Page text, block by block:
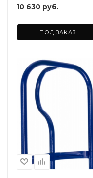
мм. (2шт)
10 630 руб.
ПОД ЗАКАЗ